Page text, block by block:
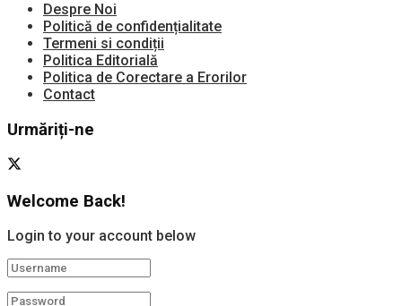
Despre Noi
Politică de confidențialitate
Termeni si condiții
Politica Editorială
Politica de Corectare a Erorilor
Contact
Urmăriți-ne
Welcome Back!
Login to your account below